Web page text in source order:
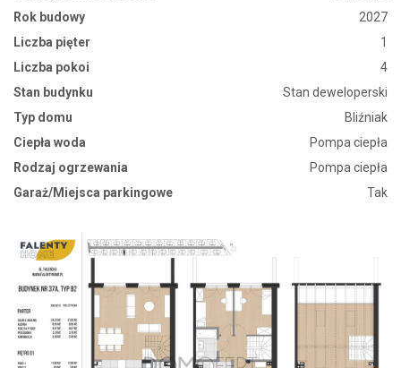
Rok budowy
2027
Liczba pięter
1
Liczba pokoi
4
Stan budynku
Stan deweloperski
Typ domu
Bliźniak
Ciepła woda
Pompa ciepła
Rodzaj ogrzewania
Pompa ciepła
Garaż/Miejsca parkingowe
Tak